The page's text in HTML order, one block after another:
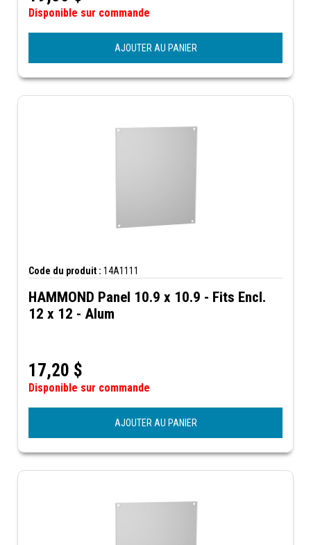
Disponible sur commande
AJOUTER AU PANIER
Code du produit : 14A1111
HAMMOND Panel 10.9 x 10.9 - Fits Encl.
12 x 12 - Alum
17,20 $
Disponible sur commande
AJOUTER AU PANIER